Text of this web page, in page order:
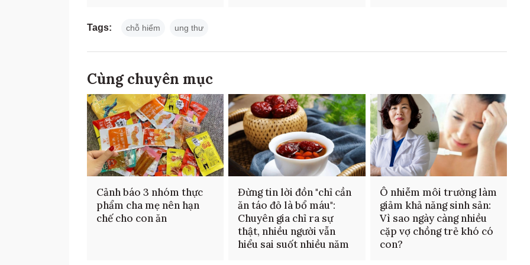
Tags: chỗ hiểm ung thư
Cùng chuyên mục
Cảnh báo 3 nhóm thực
phẩm cha mẹ nên hạn
chế cho con ăn
Đừng tin lời đồn "chỉ cần
ăn táo đỏ là bổ máu":
Chuyên gia chỉ ra sự
thật, nhiều người vẫn
hiểu sai suốt nhiều năm
Ô nhiễm môi trường làm
giảm khả năng sinh sản:
Vì sao ngày càng nhiều
cặp vợ chồng trẻ khó có
con?